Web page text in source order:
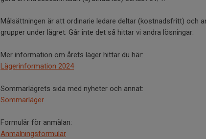
Målsättningen är att ordinarie ledare deltar (kostnadsfritt) och
grupper under lägret. Går inte det så hittar vi andra lösningar.
Mer information om årets läger hittar du här:
Lägerinformation 2024
Sommarlägrets sida med nyheter och annat:
Sommarläger
Formulär för anmälan:
Anmälningsformulär